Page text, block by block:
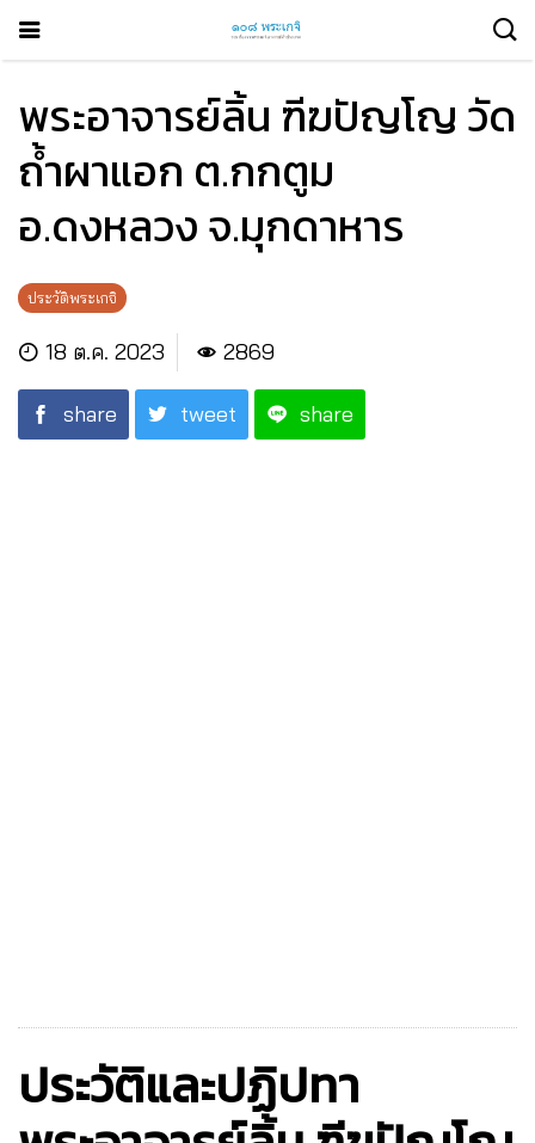
พระอาจารย์ลิ้น ฑีฆปัญโญ วัด
ถ้ำผาแอก ต.กกตูม
อ.ดงหลวง จ.มุกดาหาร
ประวัติพระเกจิ
18 ต.ค. 2023 2869
share tweet share
ประวัติและปฏิปทา